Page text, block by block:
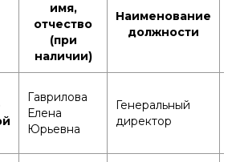
имя,
отчество
(при
наличии)
Наименование
должности
Гаврилова
Елена
Юрьевна
Генеральный
директор